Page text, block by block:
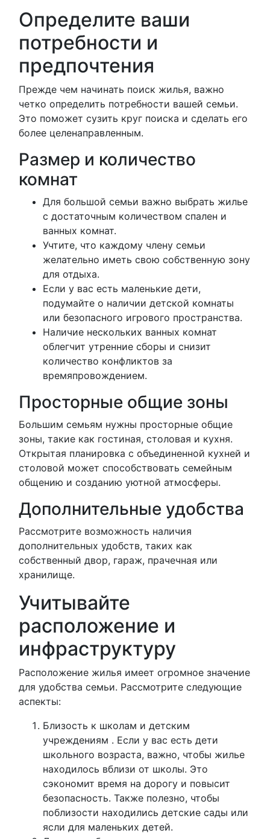
Определите ваши
потребности и
предпочтения
Прежде чем начинать поиск жилья, важно
четко определить потребности вашей семьи.
Это поможет сузить круг поиска и сделать его
более целенаправленным.
Размер и количество
комнат
Для большой семьи важно выбрать жилье
с достаточным количеством спален и
ванных комнат.
Учтите, что каждому члену семьи
желательно иметь свою собственную зону
для отдыха.
Если у вас есть маленькие дети,
подумайте о наличии детской комнаты
или безопасного игрового пространства.
Наличие нескольких ванных комнат
облегчит утренние сборы и снизит
количество конфликтов за
времяпровождением.
Просторные общие зоны
Большим семьям нужны просторные общие
зоны, такие как гостиная, столовая и кухня.
Открытая планировка с объединенной кухней и
столовой может способствовать семейным
общению и созданию уютной атмосферы.
Дополнительные удобства
Рассмотрите возможность наличия
дополнительных удобств, таких как
собственный двор, гараж, прачечная или
хранилище.
Учитывайте
расположение и
инфраструктуру
Расположение жилья имеет огромное значение
для удобства семьи. Рассмотрите следующие
аспекты:
Близость к школам и детским
учреждениям . Если у вас есть дети
школьного возраста, важно, чтобы жилье
находилось вблизи от школы. Это
сэкономит время на дорогу и повысит
безопасность. Также полезно, чтобы
поблизости находились детские сады или
ясли для маленьких детей.